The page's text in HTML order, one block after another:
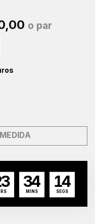
O
o par
34
MINS
13
SEGS